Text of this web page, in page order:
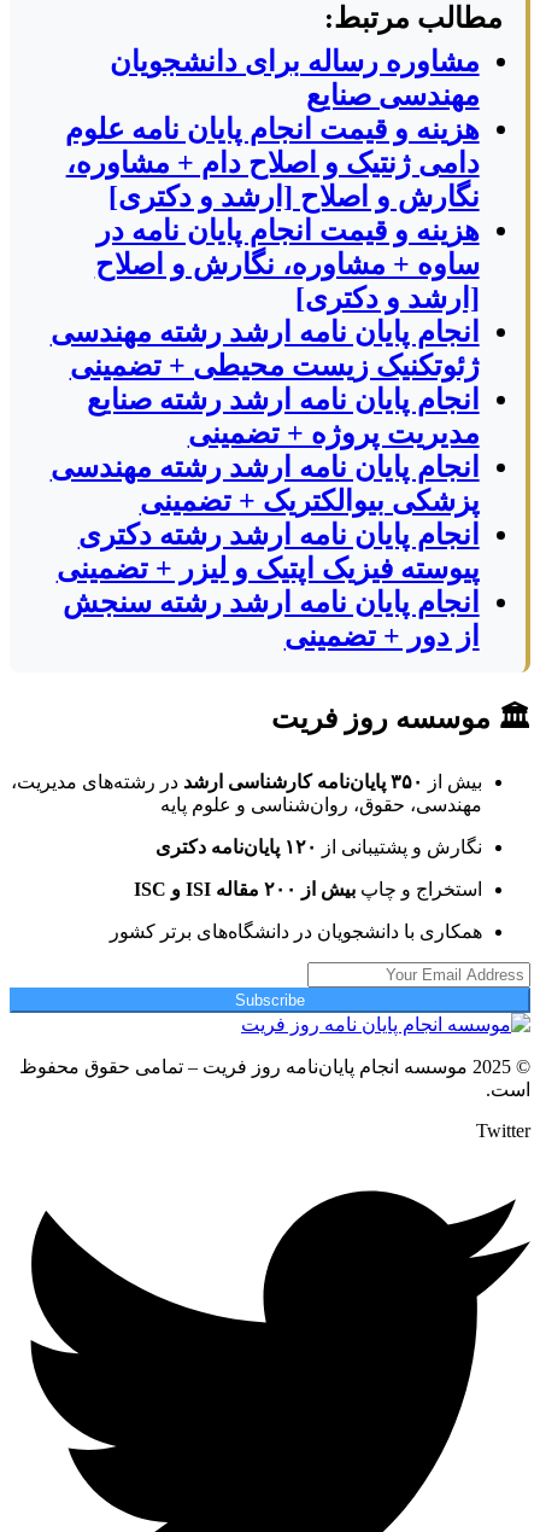
مطالب مرتبط:
مشاوره رساله برای دانشجویان
مهندسی صنایع
هزینه و قیمت انجام پایان نامه علوم
دامی ژنتیک و اصلاح دام + مشاوره،
نگارش و اصلاح [ارشد و دکتری]
هزینه و قیمت انجام پایان نامه در
ساوه + مشاوره، نگارش و اصلاح
[ارشد و دکتری]
انجام پایان نامه ارشد رشته مهندسی
ژئوتکنیک زیست محیطی + تضمینی
انجام پایان نامه ارشد رشته صنایع
مدیریت پروژه + تضمینی
انجام پایان نامه ارشد رشته مهندسی
پزشکی بیوالکتریک + تضمینی
انجام پایان نامه ارشد رشته دکتری
پیوسته فیزیک اپتیک و لیزر + تضمینی
انجام پایان نامه ارشد رشته سنجش
از دور + تضمینی
🏛 موسسه روز فریت
بیش از ۳۵۰ پایان‌نامه کارشناسی ارشد
در رشته‌های مدیریت،
مهندسی، حقوق، روان‌شناسی و علوم پایه
نگارش و پشتیبانی از ۱۲۰ پایان‌نامه دکتری
استخراج و چاپ بیش از ۲۰۰ مقاله ISI و ISC
همکاری با دانشجویان در دانشگاه‌های برتر کشور
Subscribe
© 2025 موسسه انجام پایان‌نامه روز فریت – تمامی حقوق محفوظ
است.
Twitter